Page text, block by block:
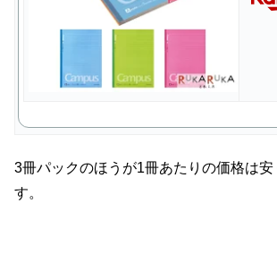
3冊パックのほうが1冊あたりの価格は安
す。